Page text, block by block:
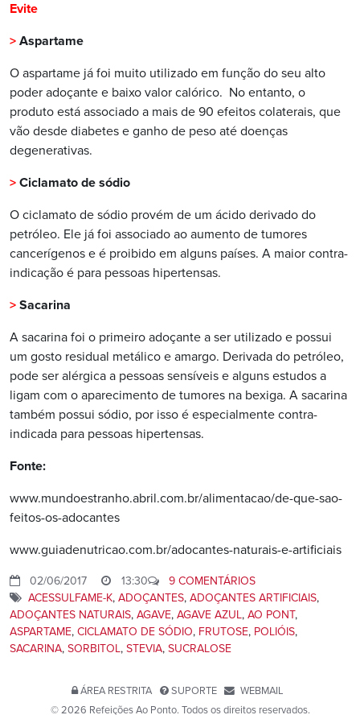
Evite
> Aspartame
O aspartame já foi muito utilizado em função do seu alto
poder adoçante e baixo valor calórico. No entanto, o
produto está associado a mais de 90 efeitos colaterais, que
vão desde diabetes e ganho de peso até doenças
degenerativas.
> Ciclamato de sódio
O ciclamato de sódio provém de um ácido derivado do
petróleo. Ele já foi associado ao aumento de tumores
cancerígenos e é proibido em alguns países. A maior contra-
indicação é para pessoas hipertensas.
> Sacarina
A sacarina foi o primeiro adoçante a ser utilizado e possui
um gosto residual metálico e amargo. Derivada do petróleo,
pode ser alérgica a pessoas sensíveis e alguns estudos a
ligam com o aparecimento de tumores na bexiga. A sacarina
também possui sódio, por isso é especialmente contra-
indicada para pessoas hipertensas.
Fonte:
www.mundoestranho.abril.com.br/alimentacao/de-que-sao-
feitos-os-adocantes
www.guiadenutricao.com.br/adocantes-naturais-e-artificiais
02/06/2017 13:30
9 COMENTÁRIOS
ACESSULFAME-K, ADOÇANTES, ADOÇANTES ARTIFICIAIS,
ADOÇANTES NATURAIS, AGAVE, AGAVE AZUL, AO PONT,
ASPARTAME, CICLAMATO DE SÓDIO, FRUTOSE, POLIÓIS,
SACARINA, SORBITOL, STEVIA, SUCRALOSE
ÁREA RESTRITA SUPORTE
WEBMAIL
© 2026 Refeições Ao Ponto. Todos os direitos reservados.